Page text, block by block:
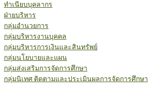
ทำเนียบบุคลากร
ฝ่ายบริหาร
กลุ่มอำนวยการ
กลุ่มบริหารงานบุคคล
กลุ่มบริหารการเงินและสินทรัพย์
กลุ่มนโยบายและแผน
กลุ่มส่งเสริมการจัดการศึกษา
กลุ่มนิเทศ ติดตามและประเมินผลการจัดการศึกษา